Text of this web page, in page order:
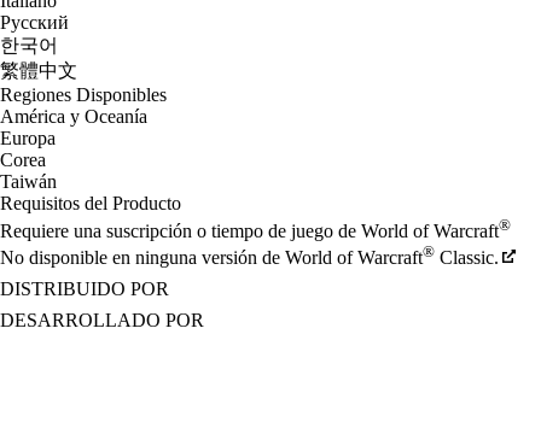
Русский
한국어
繁體中文
Regiones Disponibles
América y Oceanía
Europa
Corea
Taiwán
Requisitos del Producto
Requiere una suscripción o tiempo de juego de World of Warcraft®
No disponible en ninguna versión de World of Warcraft® Classic.
DISTRIBUIDO POR
DESARROLLADO POR